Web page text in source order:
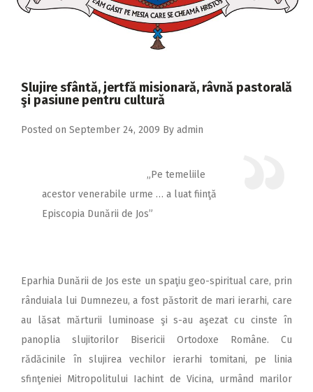
2018
2015
2014
2013
Slujire sfântă, jertfă misionară, râvnă pastorală
şi pasiune pentru cultură
Posted on September 24, 2009 By admin
„Pe temeliile
acestor venerabile urme … a luat fiinţă
Episcopia Dunării de Jos”
Eparhia Dunării de Jos este un spaţiu geo-spiritual care, prin
rânduiala lui Dumnezeu, a fost păstorit de mari ierarhi, care
au lăsat mărturii luminoase şi s-au aşezat cu cinste în
panoplia slujitorilor Bisericii Ortodoxe Române. Cu
rădăcinile în slujirea vechilor ierarhi tomitani, pe linia
sfinţeniei Mitropolitului Iachint de Vicina, urmând marilor